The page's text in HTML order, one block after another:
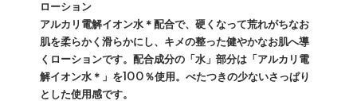
ローション
アルカリ電解イオン水＊配合で、硬くなって荒れがちなお
肌を柔らかく滑らかにし、キメの整った健やかなお肌へ導
くローションです。配合成分の「水」部分は「アルカリ電
解イオン水＊」を100％使用。べたつきの少ないさっぱり
とした使用感です。